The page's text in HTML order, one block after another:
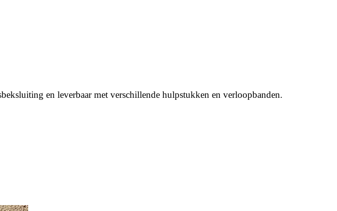
en leverbaar met verschillende hulpstukken en verloopbanden.